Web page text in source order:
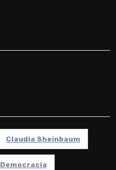
Claudia Sheinbaum
Democracia